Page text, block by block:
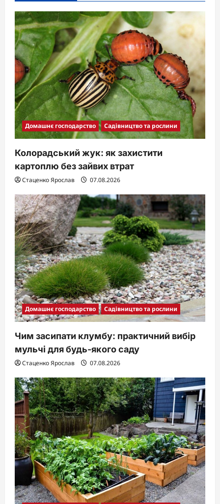
a
t
i
o
n
Домашнє господарство Садівництво та рослини
Колорадський жук: як захистити
картоплю без зайвих втрат
Стаценко Ярослав 07.08.2026
Домашнє господарство Садівництво та рослини
Чим засипати клумбу: практичний вибір
мульчі для будь-якого саду
Стаценко Ярослав 07.08.2026